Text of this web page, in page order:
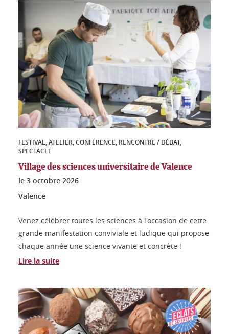
FESTIVAL, ATELIER, CONFÉRENCE, RENCONTRE / DÉBAT,
SPECTACLE
Village des sciences universitaire de Valence
le 3 octobre 2026
Valence
Venez célébrer toutes les sciences à l'occasion de cette
grande manifestation conviviale et ludique qui propose
chaque année une science vivante et concrète !
Lire la suite